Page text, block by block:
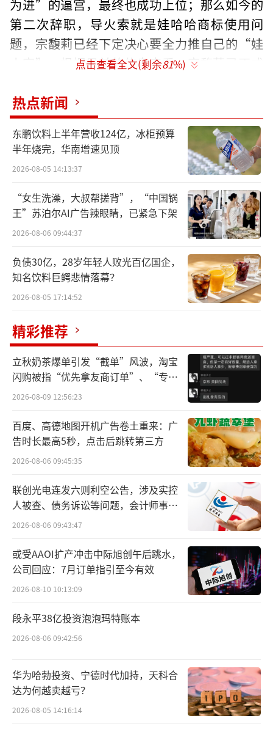
为进”的逼宫，最终也成功上位；那么如今的
第二次辞职，导火索就是娃哈哈商标使用问
题，宗馥莉已经下定决心要全力推自己的“娃
小宗”。根据目前的信息来看，宗馥莉已正式
务，相关离职程序已于9月12日完成集团股东会
和董事会的审议通过。而几乎就是同一时间，
娃哈哈经销商也收到了一份《关于开展2026销
售年度经销商沟通工作的通知》。
该“通知”表示，娃哈哈从2026年新的销
调，“因复杂的历史相关问题不能在近期得到
有效地解决，导致公司经营始终暴露在相关法
律风险之下。因此，我们不得不做出以上的安
排”。值得注意的是，这份文件由杭州娃哈哈
宏辉食品饮料有限公司、浙江娃哈哈食品饮料
于宏胜系企业，由宗馥莉一手掌控。
首款产品曝光，制定年销300亿目标
点击查看全文(剩余81%)
热点新闻
东鹏饮料上半年营收124亿，冰柜预算
半年烧完，华南增速见顶
2026-08-05 14:13:37
“女生洗澡，大叔帮搓背”，“中国锅
王”苏泊尔AI广告辣眼睛，已紧急下架
2026-08-06 09:44:37
负债30亿，28岁年轻人败光百亿国企，
知名饮料巨鳄悲情落幕？
2026-08-05 17:14:52
精彩推荐
立秋奶茶爆单引发“截单”风波，淘宝
闪购被指“优先拿友商订单”、“专挑
贵的拿”
2026-08-09 12:56:23
百度、高德地图开机广告卷土重来：广
告时长最高5秒，点击后跳转第三方
2026-08-06 09:45:35
联创光电连发六则利空公告，涉及实控
人被查、债务诉讼等问题，会计师事务
所曾出具“保留意见”
2026-08-06 09:43:47
或受AAOI扩产冲击中际旭创午后跳水，
公司回应：7月订单指引至今有效
2026-08-10 10:13:09
段永平38亿投资泡泡玛特账本
2026-08-06 09:42:56
华为哈勃投资、宁德时代加持，天科合
达为何越卖越亏？
2026-08-05 14:16:14